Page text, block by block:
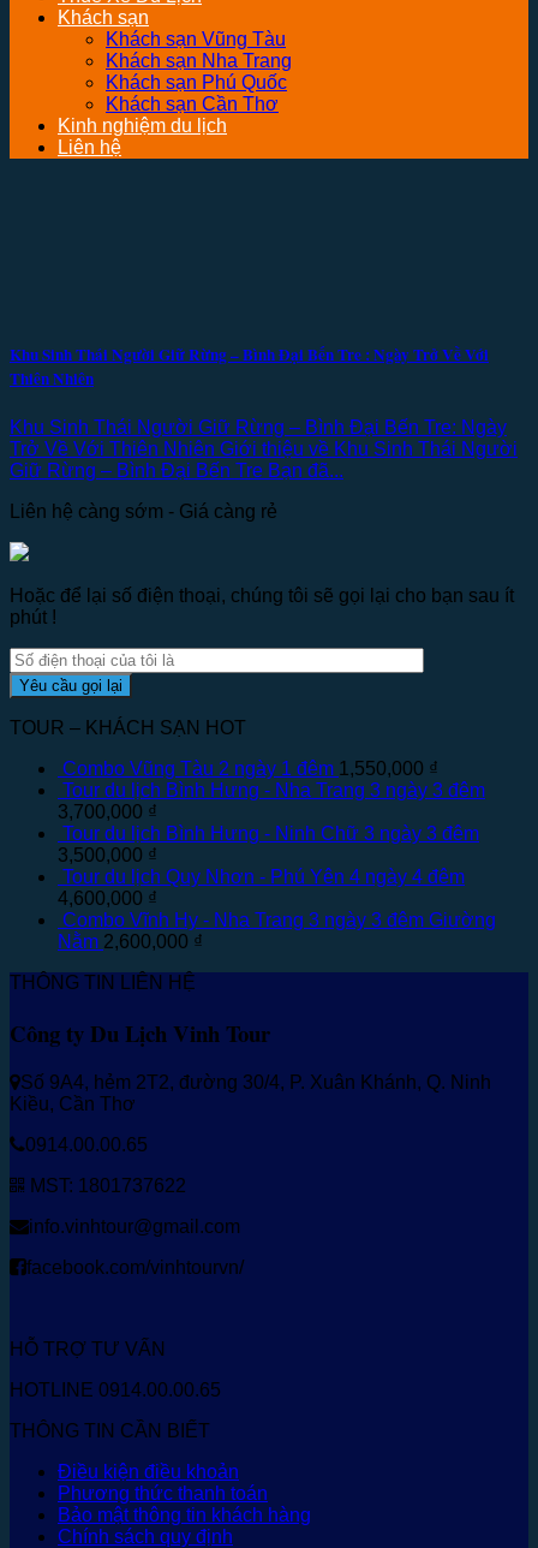
Khách sạn
Khách sạn Vũng Tàu
Khách sạn Nha Trang
Khách sạn Phú Quốc
Khách sạn Cần Thơ
Kinh nghiệm du lịch
Liên hệ
Khu Sinh Thái Người Giữ Rừng – Bình Đại Bến Tre : Ngày Trở Về Với
Thiên Nhiên
Khu Sinh Thái Người Giữ Rừng – Bình Đại Bến Tre: Ngày
Trở Về Với Thiên Nhiên Giới thiệu về Khu Sinh Thái Người
Giữ Rừng – Bình Đại Bến Tre Bạn đã...
Liên hệ càng sớm - Giá càng rẻ
Hoặc để lại số điện thoại, chúng tôi sẽ gọi lại cho bạn sau ít
phút !
TOUR – KHÁCH SẠN HOT
Combo Vũng Tàu 2 ngày 1 đêm 1,550,000 ₫
Tour du lịch Bình Hưng - Nha Trang 3 ngày 3 đêm
3,700,000 ₫
Tour du lịch Bình Hưng - Ninh Chữ 3 ngày 3 đêm
3,500,000 ₫
Tour du lịch Quy Nhơn - Phú Yên 4 ngày 4 đêm
4,600,000 ₫
Combo Vĩnh Hy - Nha Trang 3 ngày 3 đêm Giường
Nằm 2,600,000 ₫
THÔNG TIN LIÊN HỆ
Công ty Du Lịch Vinh Tour
Số 9A4, hẻm 2T2, đường 30/4, P. Xuân Khánh, Q. Ninh
Kiều, Cần Thơ
0914.00.00.65
MST: 1801737622
info.vinhtour@gmail.com
facebook.com/vinhtourvn/
HỖ TRỢ TƯ VẤN
HOTLINE 0914.00.00.65
THÔNG TIN CẦN BIẾT
Điều kiện điều khoản
Phương thức thanh toán
Bảo mật thông tin khách hàng
Chính sách quy định